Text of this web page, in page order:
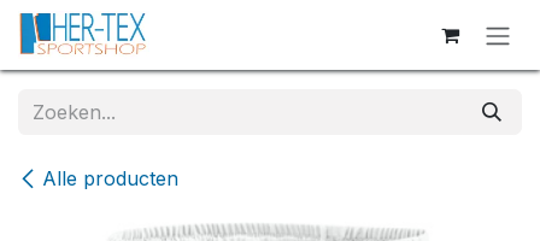
Overslaan naar inhoud
Alle producten